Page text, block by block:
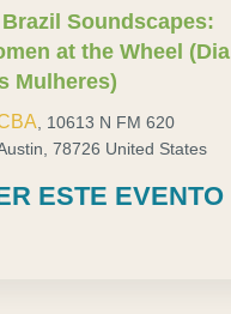
Soundscapes:
at the Wheel (Dia
Mulheres)
10613 N FM 620
78726 United States
ESTE EVENTO